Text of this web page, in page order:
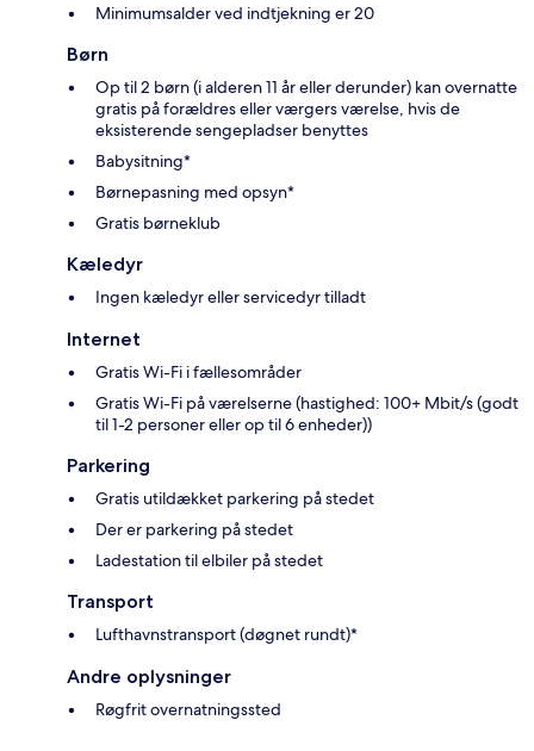
Minimumsalder ved indtjekning er 20
Børn
Op til 2 børn (i alderen 11 år eller derunder) kan overnatte
gratis på forældres eller værgers værelse, hvis de
eksisterende sengepladser benyttes
Babysitning*
Børnepasning med opsyn*
Gratis børneklub
Kæledyr
Ingen kæledyr eller servicedyr tilladt
Internet
Gratis Wi-Fi i fællesområder
Gratis Wi-Fi på værelserne (hastighed: 100+ Mbit/s (godt
til 1-2 personer eller op til 6 enheder))
Parkering
Gratis utildækket parkering på stedet
Der er parkering på stedet
Ladestation til elbiler på stedet
Transport
Lufthavnstransport (døgnet rundt)*
Andre oplysninger
Røgfrit overnatningssted